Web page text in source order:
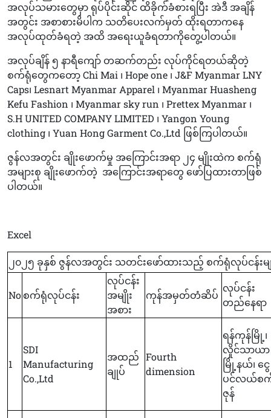
အလုပ်သမားတွေမှာ ရုပ်ပိုင်းဆိုင် ထိခိုက်ခံစားရပြီး အဲဒီ အချိန်
အတွင်း အစာစားမိပါက သတိပေးလက်မှတ် ထိုးရတာကနေ
အလုပ်ထုတ်ခံရတဲ့ အထိ အရေးယူခံရတာကိုတွေ့ပါတယ်။
အလုပ်ချိန် ၅ နာရီကျော် တဆက်တည်း လုပ်ကိုင်ရတယ်ဆိုတဲ့
စက်ရုံတွေကတော့ Chi Mai ၊ Hope one ၊ J&F Myanmar LNY
Caps၊ Lesnart Myanmar Apparel ၊ Myanmar Huasheng
Kefu Fashion ၊ Myanmar sky run ၊ Prettex Myanmar ၊
S.H UNITED COMPANY LIMITED ၊ Yangon Young
clothing ၊ Yuan Hong Garment Co.,Ltd ဖြစ်ကြပါတယ်။
ဇွန်လအတွင်း ချိုးဖောက်မှု အကြောင်းအရာ ၂၄ မျိုးထဲက စက်ရုံ
အများစု ချိုးဖောက်တဲ့ အကြောင်းအရာတွေ ဖော်ပြထားတာဖြစ်
ပါတယ်။
Excel
၂၀၂၅ ခုနှစ် ဇွန်လအတွင်း သတင်းဖော်ထားသည့် စက်ရုံလုပ်ငန်းမျ
Noစက်ရုံလုပ်ငန်း
လုပ်ငန်း
အမျိုး
အစား
ကုန်အမှတ်တံဆိပ်
လုပ်ငန်း
တည်နေရာ
1
SDI
Manufacturing
Co.,Ltd
အထည်
ချုပ်
Fourth
dimension
ရန်ကုန်မြို့၊
လှိုင်သာယာ
မြို့နယ်၊ ငွေ
ပင်လယ်စ
ဇုန်